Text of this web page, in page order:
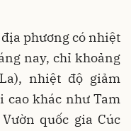
địa phương có nhiệt
nay, chỉ khoảng
nhiệt độ giảm
cao khác như Tam
quốc gia Cúc